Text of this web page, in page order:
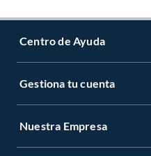
Centro de Ayuda
Servicio al Cliente
Gestiona tu cuenta
Gestiona tu cuenta
Nuestra Empresa